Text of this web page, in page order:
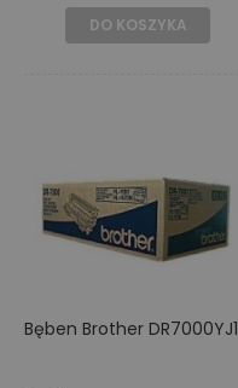
DO KOSZYKA
Bęben Brother DR7000YJ1